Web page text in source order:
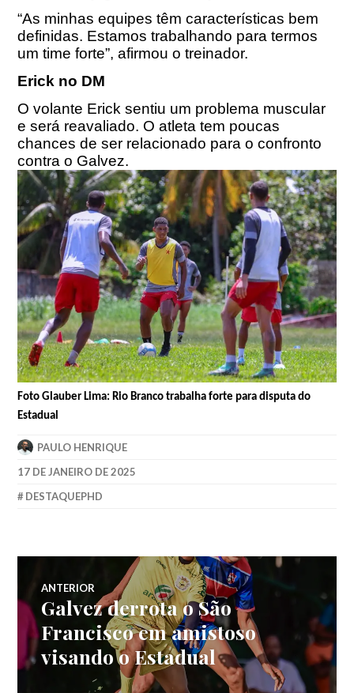
“As minhas equipes têm características bem
definidas. Estamos trabalhando para termos
um time forte”, afirmou o treinador.
Erick no DM
O volante Erick sentiu um problema muscular
e será reavaliado. O atleta tem poucas
chances de ser relacionado para o confronto
contra o Galvez.
Foto Glauber Lima: Rio Branco trabalha forte para disputa do
Estadual
PAULO HENRIQUE
17 DE JANEIRO DE 2025
DESTAQUEPHD
ANTERIOR
Galvez derrota o São
Francisco em amistoso
visando o Estadual